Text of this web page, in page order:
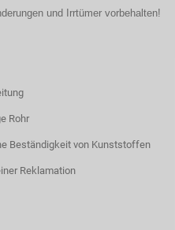
und Irrtümer vorbehalten!
Rohr
Beständigkeit von Kunststoffen
Reklamation